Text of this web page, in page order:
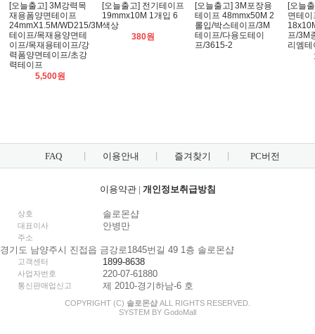
[오늘출고] 3M강력목
재용폼양면테이프
24mmX1.5M/WD215/3M
테이프/목재용양면테
이프/목재용테이프/강
력폼양면테이프/초강
력테이프
5,500원
[오늘출고] 전기테이프
19mmx10M 1개입 6
색상
380원
[오늘출고] 3M포장용
테이프 48mmx50M 2
롤입/박스테이프/3M
테이프/다용도테이
프/3615-2
[오늘
면테
프/3M
리엠테
FAQ 이용안내 즐겨찾기 PC버전
이용약관| 개인정보취급방침
상호 솔로몬샵
대표이사 안병만
주소
경기도 남양주시 진접읍 금강로1845번길 49 1층 솔로몬샵
고객센터 1899-8638
사업자번호 220-07-61880
통신판매업신고 제 2010-경기하남-6 호
COPYRIGHT (C) 솔로몬샵 ALL RIGHTS RESERVED.
SYSTEM BY GodoMall